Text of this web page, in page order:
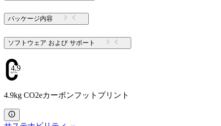
パッケージ内容
ソフトウェア および サポート
4.9
4.9kg CO2eカーボンフットプリント